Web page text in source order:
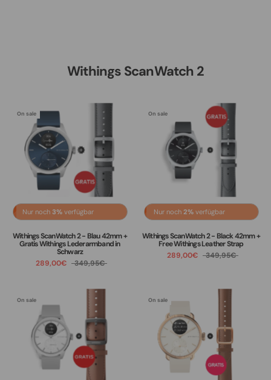
Withings ScanWatch 2
On sale
Nur noch 3%verfügbar
Withings ScanWatch 2 - Blau 42mm +
Gratis Withings Lederarmband in
Schwarz
289,00€
349,95€
On sale
Nur noch 2%verfügbar
Withings ScanWatch 2 - Black 42mm +
Free Withings Leather Strap
289,00€
349,95€
On sale On sale